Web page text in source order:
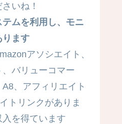
いね！
ムを利用し、モニ
ります
アソシエイト、
バリューコマー
、アフィリエイト
トリンクがありま
を得ています